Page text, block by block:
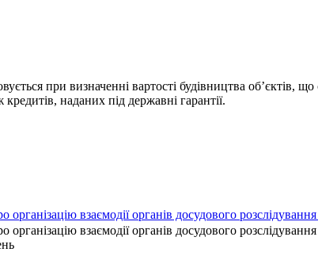
при визначенні вартості будівництва об’єктів,
наданих під державні гарантії.
взаємодії органів досудового
взаємодії органів досудового